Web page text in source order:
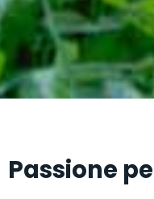
Passione